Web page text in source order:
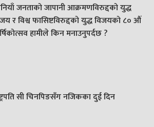
जनताको जापानी आक्रमणविरुद्दको युद्ध
र विश्व फासिष्टविरुद्दको युद्ध विजयको ८० औं
हामीले किन मनाउनुपर्दछ ?
सी चिनपिङसँग नजिकका दुई दिन